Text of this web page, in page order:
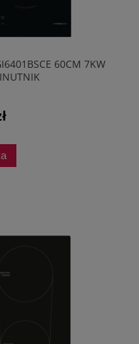
60CM 7KW